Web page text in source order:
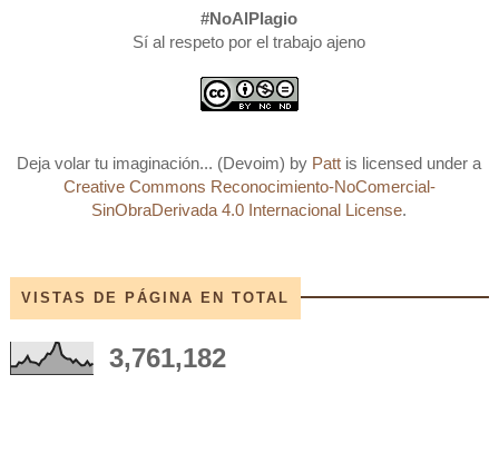
#NoAlPlagio
Sí al respeto por el trabajo ajeno
Deja volar tu imaginación... (Devoim) by Patt is licensed under a
Creative Commons Reconocimiento-NoComercial-
SinObraDerivada 4.0 Internacional License.
VISTAS DE PÁGINA EN TOTAL
3,761,182